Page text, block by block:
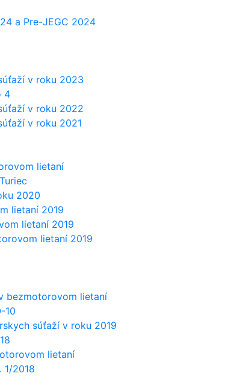
a Pre-JEGC 2024
v roku 2023
4
v roku 2022
v roku 2021
lietaní
2020
lietaní 2019
lietaní 2019
lietaní 2019
bezmotorovom lietaní
10
súťaží v roku 2019
lietaní
1/2018